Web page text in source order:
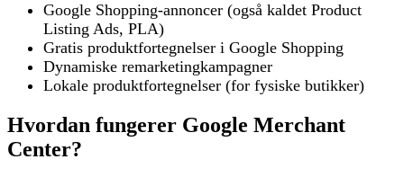
Google Shopping-annoncer (også kaldet Product
Listing Ads, PLA)
Gratis produktfortegnelser i Google Shopping
Dynamiske remarketingkampagner
Lokale produktfortegnelser (for fysiske butikker)
Hvordan fungerer Google Merchant
Center?